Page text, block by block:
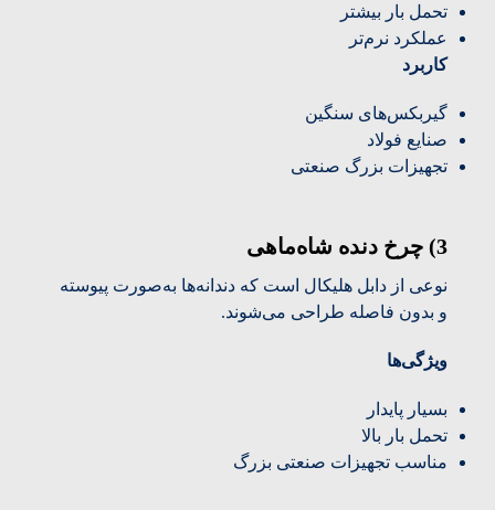
تحمل بار بیشتر
عملکرد نرم‌تر
کاربرد
گیربکس‌های سنگین
صنایع فولاد
تجهیزات بزرگ صنعتی
3) چرخ دنده شاه‌ماهی
نوعی از دابل هلیکال است که دندانه‌ها به‌صورت پیوسته
و بدون فاصله طراحی می‌شوند.
ویژگی‌ها
بسیار پایدار
تحمل بار بالا
مناسب تجهیزات صنعتی بزرگ